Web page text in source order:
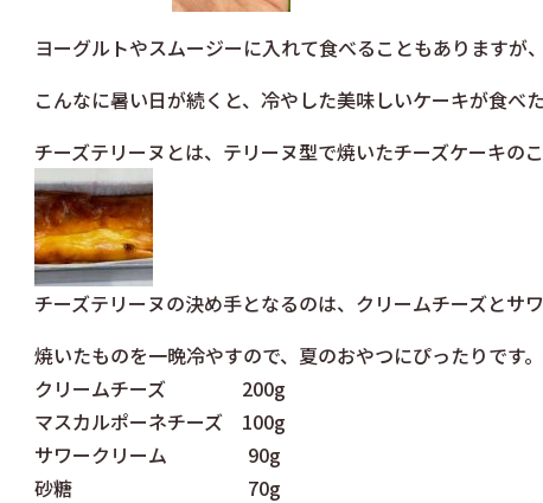
ヨーグルトやスムージーに入れて食べることもありますが
こんなに暑い日が続くと、冷やした美味しいケーキが食べ
チーズテリーヌとは、テリーヌ型で焼いたチーズケーキのこ
チーズテリーヌの決め手となるのは、クリームチーズとサ
焼いたものを一晩冷やすので、夏のおやつにぴったりです。
クリームチーズ 200g
マスカルポーネチーズ 100g
サワークリーム 90g
砂糖 70g